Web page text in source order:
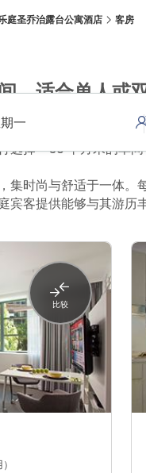
庭圣乔治露台公寓酒店 客房
、适合单人或
全的珀斯馨乐庭圣乔
选择 - 30 平方米的单
集时尚与舒适于一体
客提供能够与其游历
比较